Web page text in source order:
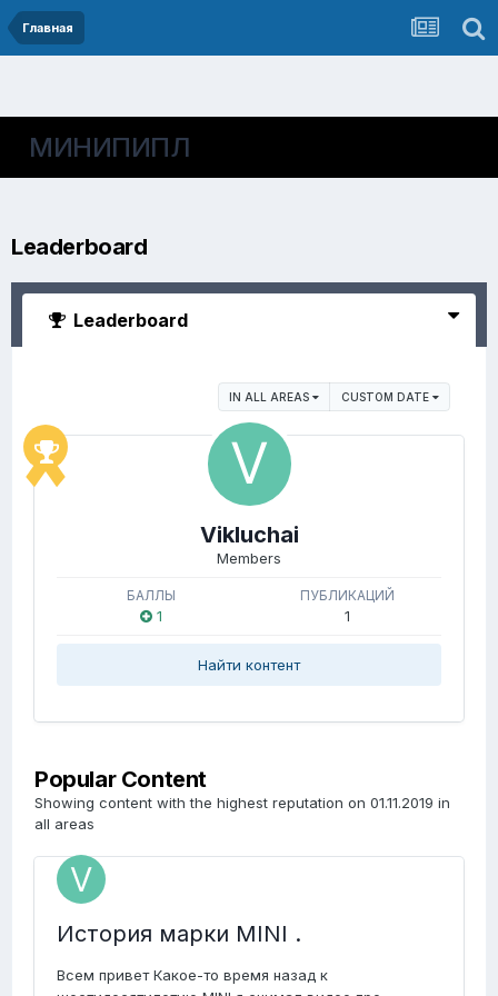
Главная
МИНИПИПЛ
Leaderboard
Leaderboard
IN ALL AREAS CUSTOM DATE
Vikluchai
Members
БАЛЛЫ
1
ПУБЛИКАЦИЙ
1
Найти контент
Popular Content
Showing content with the highest reputation on 01.11.2019 in
all areas
История марки MINI .
Всем привет Какое-то время назад к